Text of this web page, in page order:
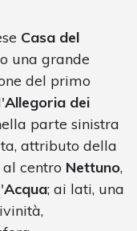
Casa del
una grande
del primo
Allegoria dei
parte sinistra
attributo della
centro Nettuno,
Acqua; ai lati, una